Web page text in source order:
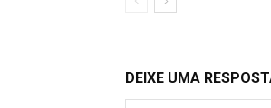
DEIXE UMA